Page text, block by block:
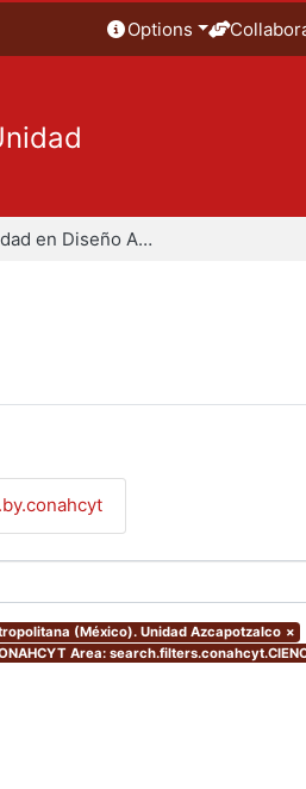
Options
Especialidad en Diseño Ambiental
(México). Unidad Azcapotzalco ×
Area: